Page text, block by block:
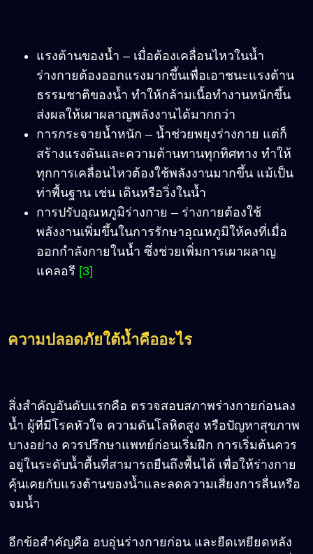
แรงต้านของน้ำ – เมื่อต้องเคลื่อนไหวในน้ำ
ร่างกายต้องออกแรงมากขึ้นเพื่อเอาชนะแรงต้าน
ธรรมชาติของน้ำ ทำให้กล้ามเนื้อทำงานหนักขึ้น
ส่งผลให้เผาผลาญพลังงานได้มากกว่า
การกระจายน้ำหนัก – น้ำช่วยพยุงร่างกาย แต่ก็
สร้างแรงดันและความต้านทานทุกทิศทาง ทำให้
ทุกการเคลื่อนไหวต้องใช้พลังงานมากขึ้น แม้เป็น
ท่าพื้นฐาน เช่น เดินหรือวิ่งในน้ำ
การปรับอุณหภูมิร่างกาย – ร่างกายต้องใช้
พลังงานเพิ่มขึ้นในการรักษาอุณหภูมิให้คงที่เมื่อ
ออกกำลังกายในน้ำ ซึ่งช่วยเพิ่มการเผาผลาญ
แคลอรี [3]
ความปลอดภัยใต้น้ำคืออะไร
สิ่งสำคัญอันดับแรกคือ ตรวจสอบสภาพร่างกายก่อนลง
น้ำ ผู้ที่มีโรคหัวใจ ความดันโลหิตสูง หรือปัญหาสุขภาพ
บางอย่าง ควรปรึกษาแพทย์ก่อนเริ่มฝึก การเริ่มต้นควร
อยู่ในระดับน้ำตื้นที่สามารถยืนถึงพื้นได้ เพื่อให้ร่างกาย
คุ้นเคยกับแรงต้านของน้ำและลดความเสี่ยงการลื่นหรือ
จมน้ำ
อีกข้อสำคัญคือ อบอุ่นร่างกายก่อน และยืดเหยียดหลัง